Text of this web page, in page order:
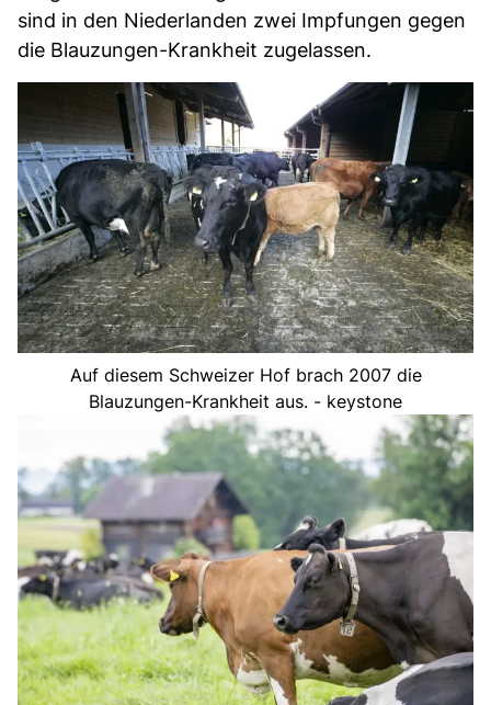
sind in den Niederlanden zwei Impfungen gegen
die Blauzungen-Krankheit zugelassen.
Auf diesem Schweizer Hof brach 2007 die
Blauzungen-Krankheit aus. - keystone